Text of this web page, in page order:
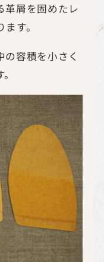
革屑を固めたレ
す。
容積を小さく